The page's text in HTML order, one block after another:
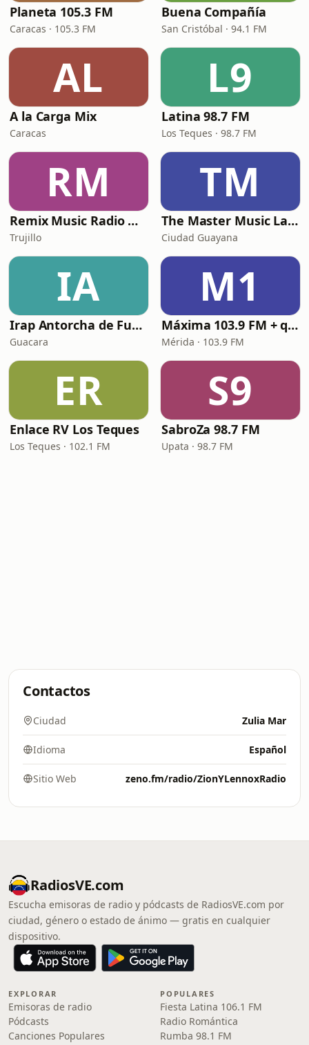
Planeta 105.3 FM
Caracas · 105.3 FM
Buena Compañía
San Cristóbal · 94.1 FM
AL
A la Carga Mix
Caracas
L9
Latina 98.7 FM
Los Teques · 98.7 FM
RM
Remix Music Radio Web
Trujillo
TM
The Master Music La Estacion Maestra
Ciudad Guayana
IA
Irap Antorcha de Fuego Cristiana
Guacara
M1
Máxima 103.9 FM + que una radio
Mérida · 103.9 FM
ER
Enlace RV Los Teques
Los Teques · 102.1 FM
S9
SabroZa 98.7 FM
Upata · 98.7 FM
Contactos
Ciudad Zulia Mar
Idioma Español
Sitio Web zeno.fm/radio/ZionYLennoxRadio
RadiosVE.com
Escucha emisoras de radio y pódcasts de RadiosVE.com por
ciudad, género o estado de ánimo — gratis en cualquier
dispositivo.
EXPLORAR
Emisoras de radio
Pódcasts
Canciones Populares
POPULARES
Fiesta Latina 106.1 FM
Radio Romántica
Rumba 98.1 FM